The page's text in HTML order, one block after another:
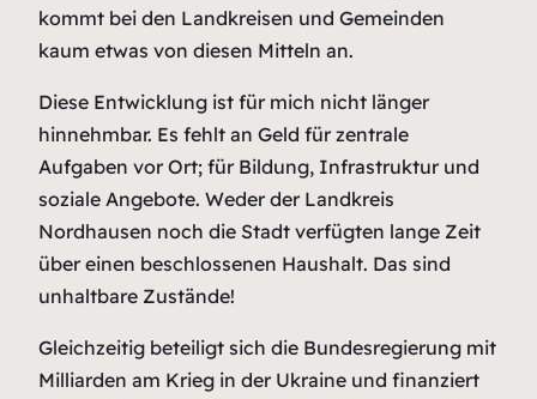
kommt bei den Landkreisen und Gemeinden
kaum etwas von diesen Mitteln an.
Diese Entwicklung ist für mich nicht länger
hinnehmbar. Es fehlt an Geld für zentrale
Aufgaben vor Ort; für Bildung, Infrastruktur und
soziale Angebote. Weder der Landkreis
Nordhausen noch die Stadt verfügten lange Zeit
über einen beschlossenen Haushalt. Das sind
unhaltbare Zustände!
Gleichzeitig beteiligt sich die Bundesregierung mit
Milliarden am Krieg in der Ukraine und finanziert